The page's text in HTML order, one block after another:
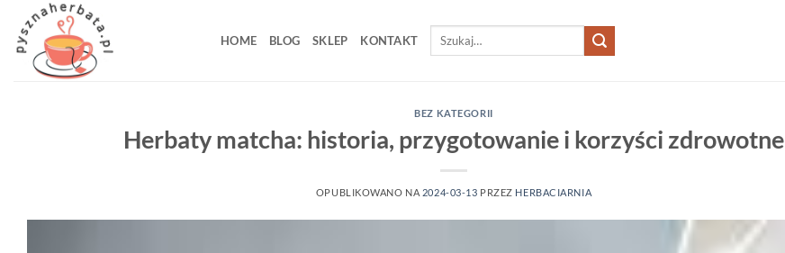
Przewiń
zawartości
HOME BLOG SKLEP KONTAKT
Szukaj:
BEZ KATEGORII
Herbaty matcha: historia, przygotowanie i korzyści zdrowotne
OPUBLIKOWANO NA 2024-03-13 PRZEZ HERBACIARNIA